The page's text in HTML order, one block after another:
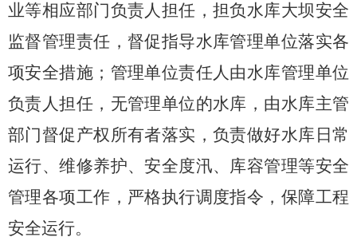
业等相应部门负责人担任 ，担负水库大坝安全
监督管理责任，督促指导水库管理单位落实各
项安全措施；管理单位责任人由水库管理单位
负责人担任，无管理单位的水库，由水库主管
部门督促产权所有者落实 ，负责做好水库日常
运行、维修养护、安全度汛、库容管理等安全
管理各项工作，严格执行调度指令，保障工程
安全运行。